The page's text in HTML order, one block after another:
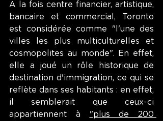
A la fois centre financier, artistique,
bancaire et commercial, Toronto
est considérée comme "l'une des
villes les plus multiculturelles et
cosmopolites au monde". En effet,
elle a joué un rôle historique de
destination d'immigration, ce qui se
reflète dans ses habitants : en effet,
il semblerait que ceux-ci
appartiennent à "plus de 200